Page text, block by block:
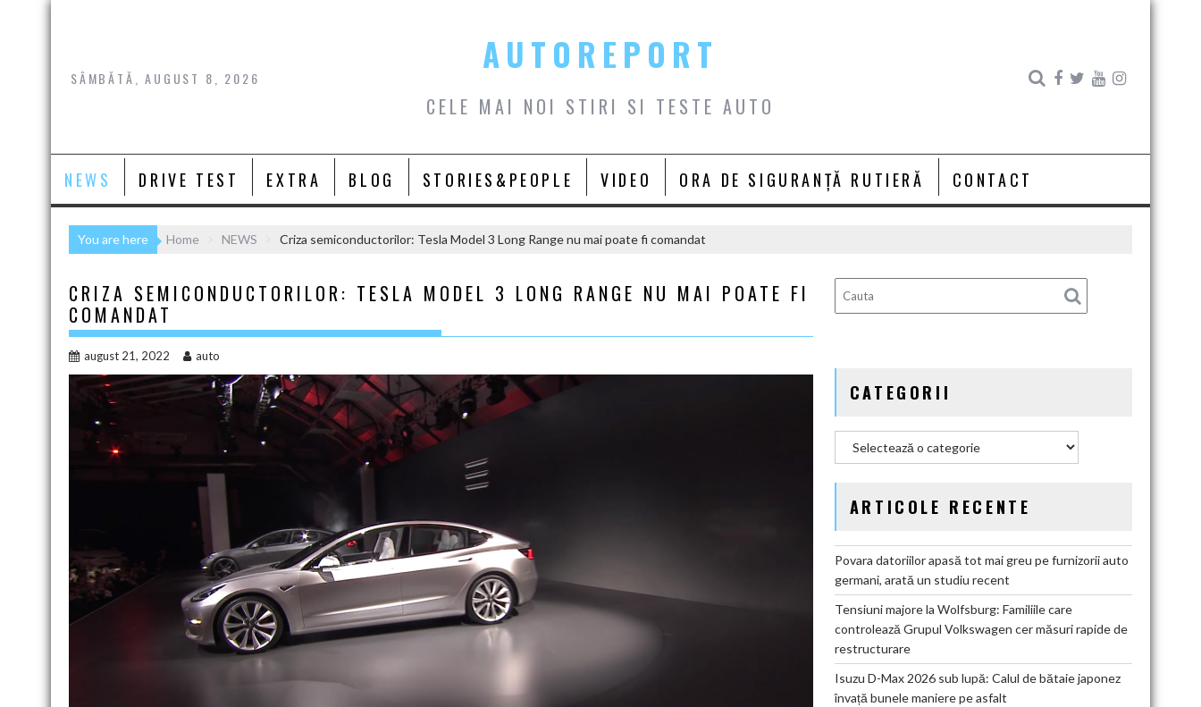
Skip
SÂMBĂTĂ, AUGUST 8, 2026
AUTOREPORT
CELE MAI NOI STIRI SI TESTE AUTO
NEWS DRIVE TEST EXTRA BLOG STORIES&PEOPLE VIDEO ORA DE SIGURANȚĂ RUTIERĂ CONTACT
You are here Home NEWS Criza semiconductorilor: Tesla Model 3 Long Range nu mai poate fi comandat
CRIZA SEMICONDUCTORILOR: TESLA MODEL 3 LONG RANGE NU MAI POATE FI
COMANDAT
august 21, 2022 auto
CATEGORII
ARTICOLE RECENTE
Povara datoriilor apasă tot mai greu pe furnizorii auto
germani, arată un studiu recent
Tensiuni majore la Wolfsburg: Familiile care
controlează Grupul Volkswagen cer măsuri rapide de
restructurare
Isuzu D-Max 2026 sub lupă: Calul de bătaie japonez
învață bunele maniere pe asfalt